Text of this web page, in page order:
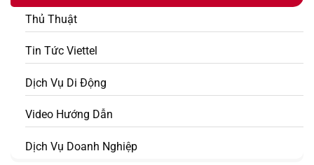
Thủ Thuật
Tin Tức Viettel
Dịch Vụ Di Động
Video Hướng Dẫn
Dịch Vụ Doanh Nghiệp